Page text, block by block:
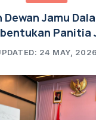
Jamu
Panitia
24 MAY, 2026